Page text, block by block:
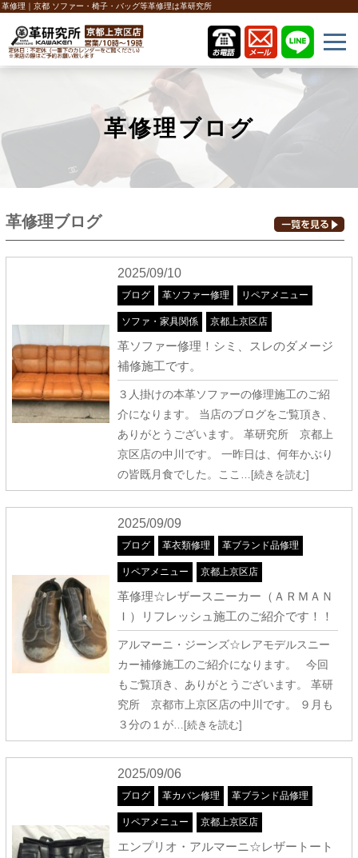
革修理｜京都 ソファー・椅子・バッグ等革修理は革研究所
革修理ブログ
革修理ブログ
2025/09/10
ブログ 革ソファー修理 リペアメニュー
ソファ・家具関係 京都上京区店
革ソファー修理！シミ、スレのダメージ
補修施工です。
３人掛けの本革ソファーの修理施工のご紹
介になります。 当店のブログをご覧頂き、
ありがとうございます。 革研究所 京都上
京区店の中川です。 一昨日は、何年かぶり
の皆既月食でした。ここ …[続きを読む]
2025/09/09
ブログ 革衣類修理 革ブランド品修理
リペアメニュー 京都上京区店
革修理☆レザースニーカー（ＡＲＭＡＮ
Ｉ）リフレッシュ施工のご紹介です！！
アルマーニ・ジーンズ☆レアモデルスニー
カー補修施工のご紹介になります。 今回
もご覧頂き、ありがとうございます。 革研
究所 京都市上京区店の中川です。 ９月も
３分の１が…[続きを読む]
2025/09/06
ブログ 革カバン修理 革ブランド品修理
リペアメニュー 京都上京区店
エンプリオ・アルマーニ☆レザートート